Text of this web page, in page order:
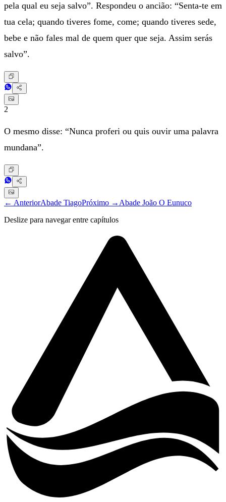
pela qual eu seja salvo”. Respondeu o ancião: “Senta-te em
tua cela; quando tiveres fome, come; quando tiveres sede,
bebe e não fales mal de quem quer que seja. Assim serás
salvo”.
2
O mesmo disse: “Nunca proferi ou quis ouvir uma palavra
mundana”.
← AnteriorAbade TiagoPróximo → Abade João O Eunuco
Deslize para navegar entre capítulos